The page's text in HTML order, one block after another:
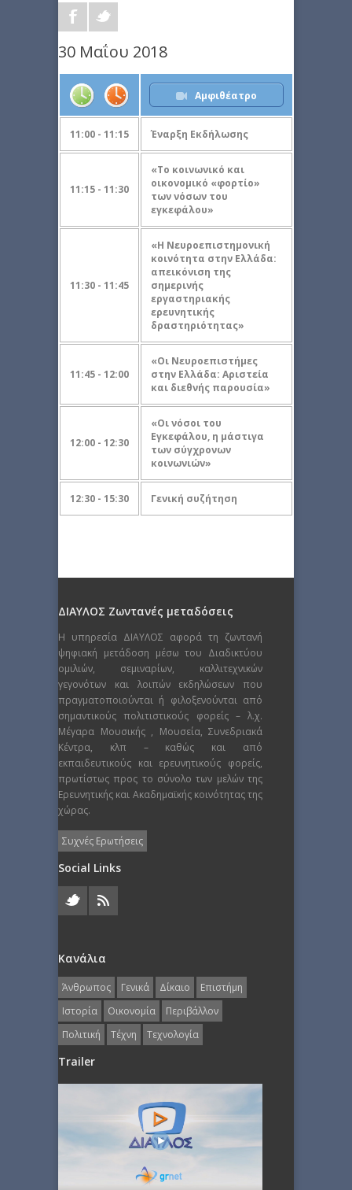
30 Μαΐου 2018
Αμφιθέατρο
11:00 - 11:15 Έναρξη Eκδήλωσης
11:15 - 11:30
«Το κοινωνικό και
οικονομικό «φορτίο»
των νόσων του
εγκεφάλου»
11:30 - 11:45
«Η Νευροεπιστημονική
κοινότητα στην Ελλάδα:
απεικόνιση της
σημερινής
εργαστηριακής
ερευνητικής
δραστηριότητας»
11:45 - 12:00
«Οι Nευροεπιστήμες
στην Ελλάδα: Αριστεία
και διεθνής παρουσία»
12:00 - 12:30
«Οι νόσοι του
Εγκεφάλου, η μάστιγα
των σύγχρονων
κοινωνιών»
12:30 - 15:30 Γενική συζήτηση
ΔΙΑΥΛΟΣ Ζωντανές μεταδόσεις
Η υπηρεσία ΔΙΑΥΛΟΣ αφορά τη ζωντανή
ψηφιακή μετάδοση μέσω του Διαδικτύου
ομιλιών, σεμιναρίων, καλλιτεχνικών
γεγονότων και λοιπών εκδηλώσεων που
πραγματοποιούνται ή φιλοξενούνται από
σημαντικούς πολιτιστικούς φορείς – λ.χ.
Μέγαρα Μουσικής , Μουσεία, Συνεδριακά
Κέντρα, κλπ – καθώς και από
εκπαιδευτικούς και ερευνητικούς φορείς,
πρωτίστως προς το σύνολο των μελών της
Ερευνητικής και Ακαδημαϊκής κοινότητας της
χώρας.
Συχνές Ερωτήσεις
Social Links
Κανάλια
Άνθρωπος Γενικά Δίκαιο
Επιστήμη
Ιστορία
Οικονομία
Περιβάλλον
Πολιτική
Τέχνη Τεχνολογία
Trailer